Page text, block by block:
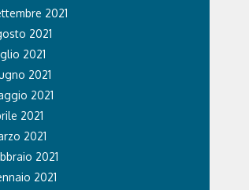
2021
2021
2021
2021
2021
2021
2021
2021
2021